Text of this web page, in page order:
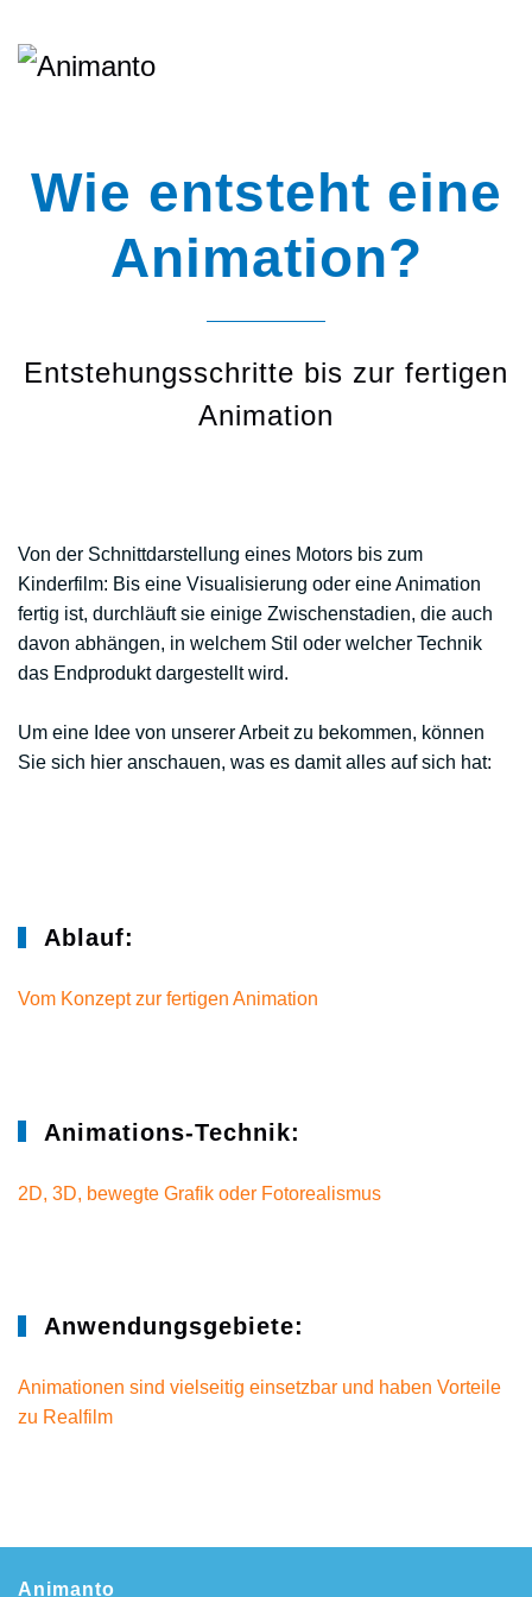
Wie entsteht eine
Animation?
Entstehungsschritte bis zur fertigen
Animation
Von der Schnittdarstellung eines Motors bis zum
Kinderfilm: Bis eine Visualisierung oder eine Animation
fertig ist, durchläuft sie einige Zwischenstadien, die auch
davon abhängen, in welchem Stil oder welcher Technik
das Endprodukt dargestellt wird.
Um eine Idee von unserer Arbeit zu bekommen, können
Sie sich hier anschauen, was es damit alles auf sich hat:
Ablauf:
Vom Konzept zur fertigen Animation
Animations-Technik:
2D, 3D, bewegte Grafik oder Fotorealismus
Anwendungsgebiete:
Animationen sind vielseitig einsetzbar und haben Vorteile
zu Realfilm
Animanto